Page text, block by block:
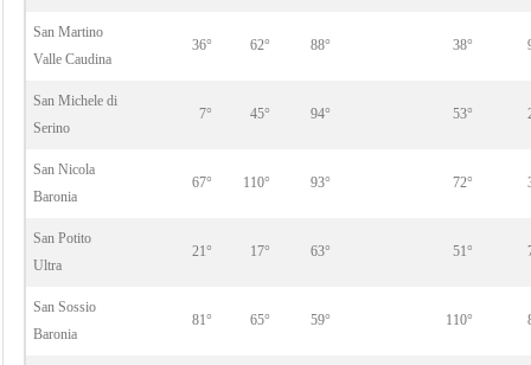
San Martino
Valle Caudina
36° 62° 88° 38°
San Michele di
Serino
7° 45° 94° 53°
San Nicola
Baronia
67° 110° 93° 72°
San Potito
Ultra
21° 17° 63° 51°
San Sossio
Baronia
81° 65° 59° 110°